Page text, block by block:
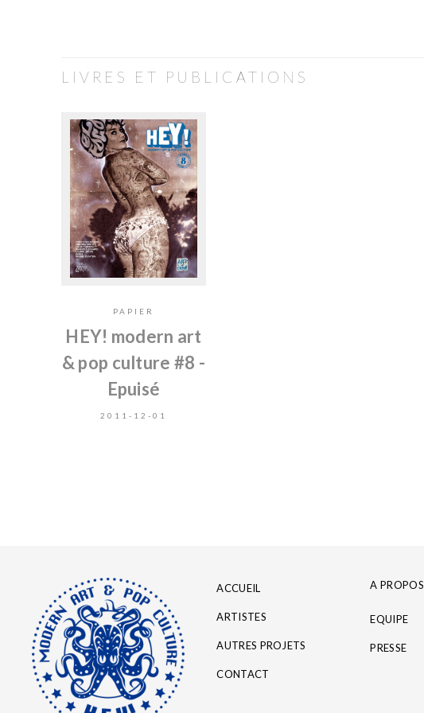
LIVRES ET PUBLICATIONS
PAPIER
HEY! modern art
& pop culture #8 -
Epuisé
2011-12-01
ACCUEIL
ARTISTES
AUTRES PROJETS
CONTACT
A PROPOS
EQUIPE
PRESSE